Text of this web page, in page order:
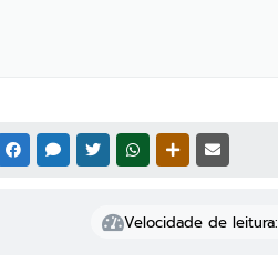
FACEBOOKMESSENGER
TWITTERWHATSAPPOUTRAS MÍDIAS
Velocidade de leitura: